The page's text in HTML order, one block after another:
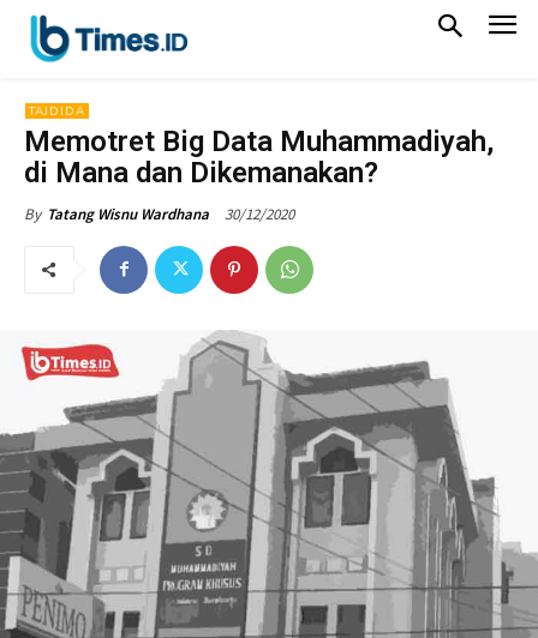
TAJDIDA
Memotret Big Data Muhammadiyah,
di Mana dan Dikemanakan?
By Tatang Wisnu Wardhana 30/12/2020